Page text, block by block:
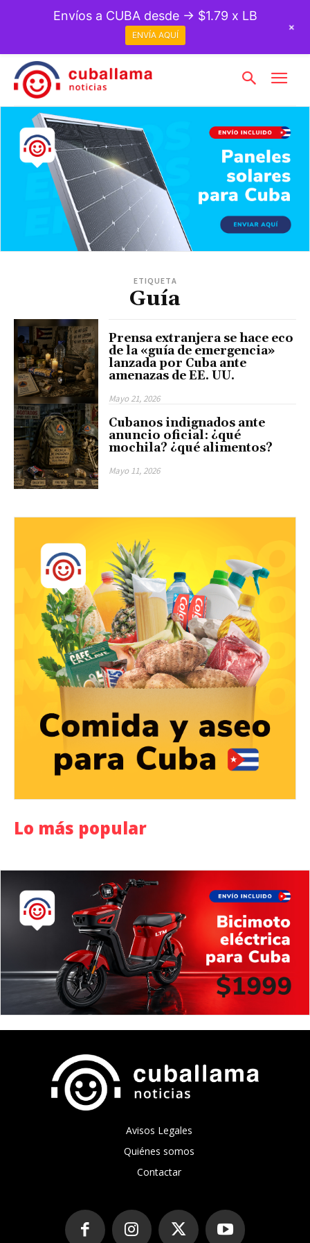
ETIQUETA
Guía
Prensa extranjera se hace eco
de la «guía de emergencia»
lanzada por Cuba ante
amenazas de EE. UU.
Mayo 21, 2026
Cubanos indignados ante
anuncio oficial: ¿qué
mochila? ¿qué alimentos?
Mayo 11, 2026
Lo más popular
Avisos Legales
Quiénes somos
Contactar
Envíos a CUBA desde → $1.79 x LB
ENVÍA AQUÍ
+